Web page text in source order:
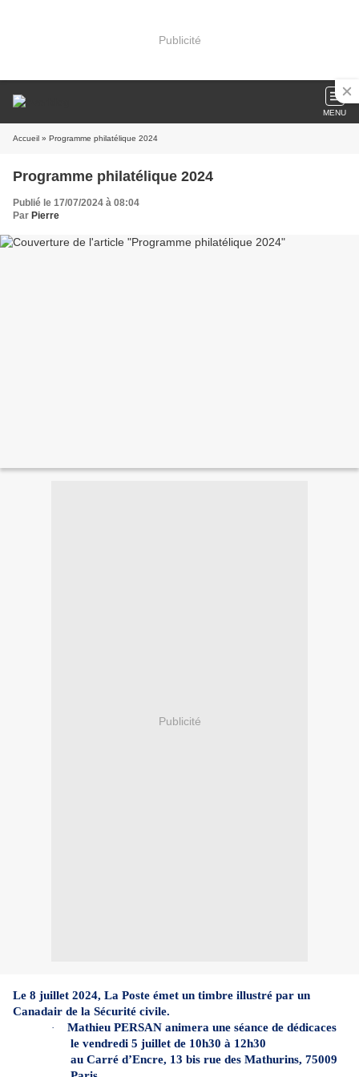
Publicité
MENU
Accueil » Programme philatélique 2024
Programme philatélique 2024
Publié le 17/07/2024 à 08:04
Par Pierre
Publicité
Le 8 juillet 2024, La Poste émet un timbre illustré par un
Canadair de la Sécurité civile.
·
Mathieu PERSAN animera une séance de dédicaces
le vendredi 5 juillet de 10h30 à 12h30
au Carré d’Encre, 13 bis rue des Mathurins, 75009